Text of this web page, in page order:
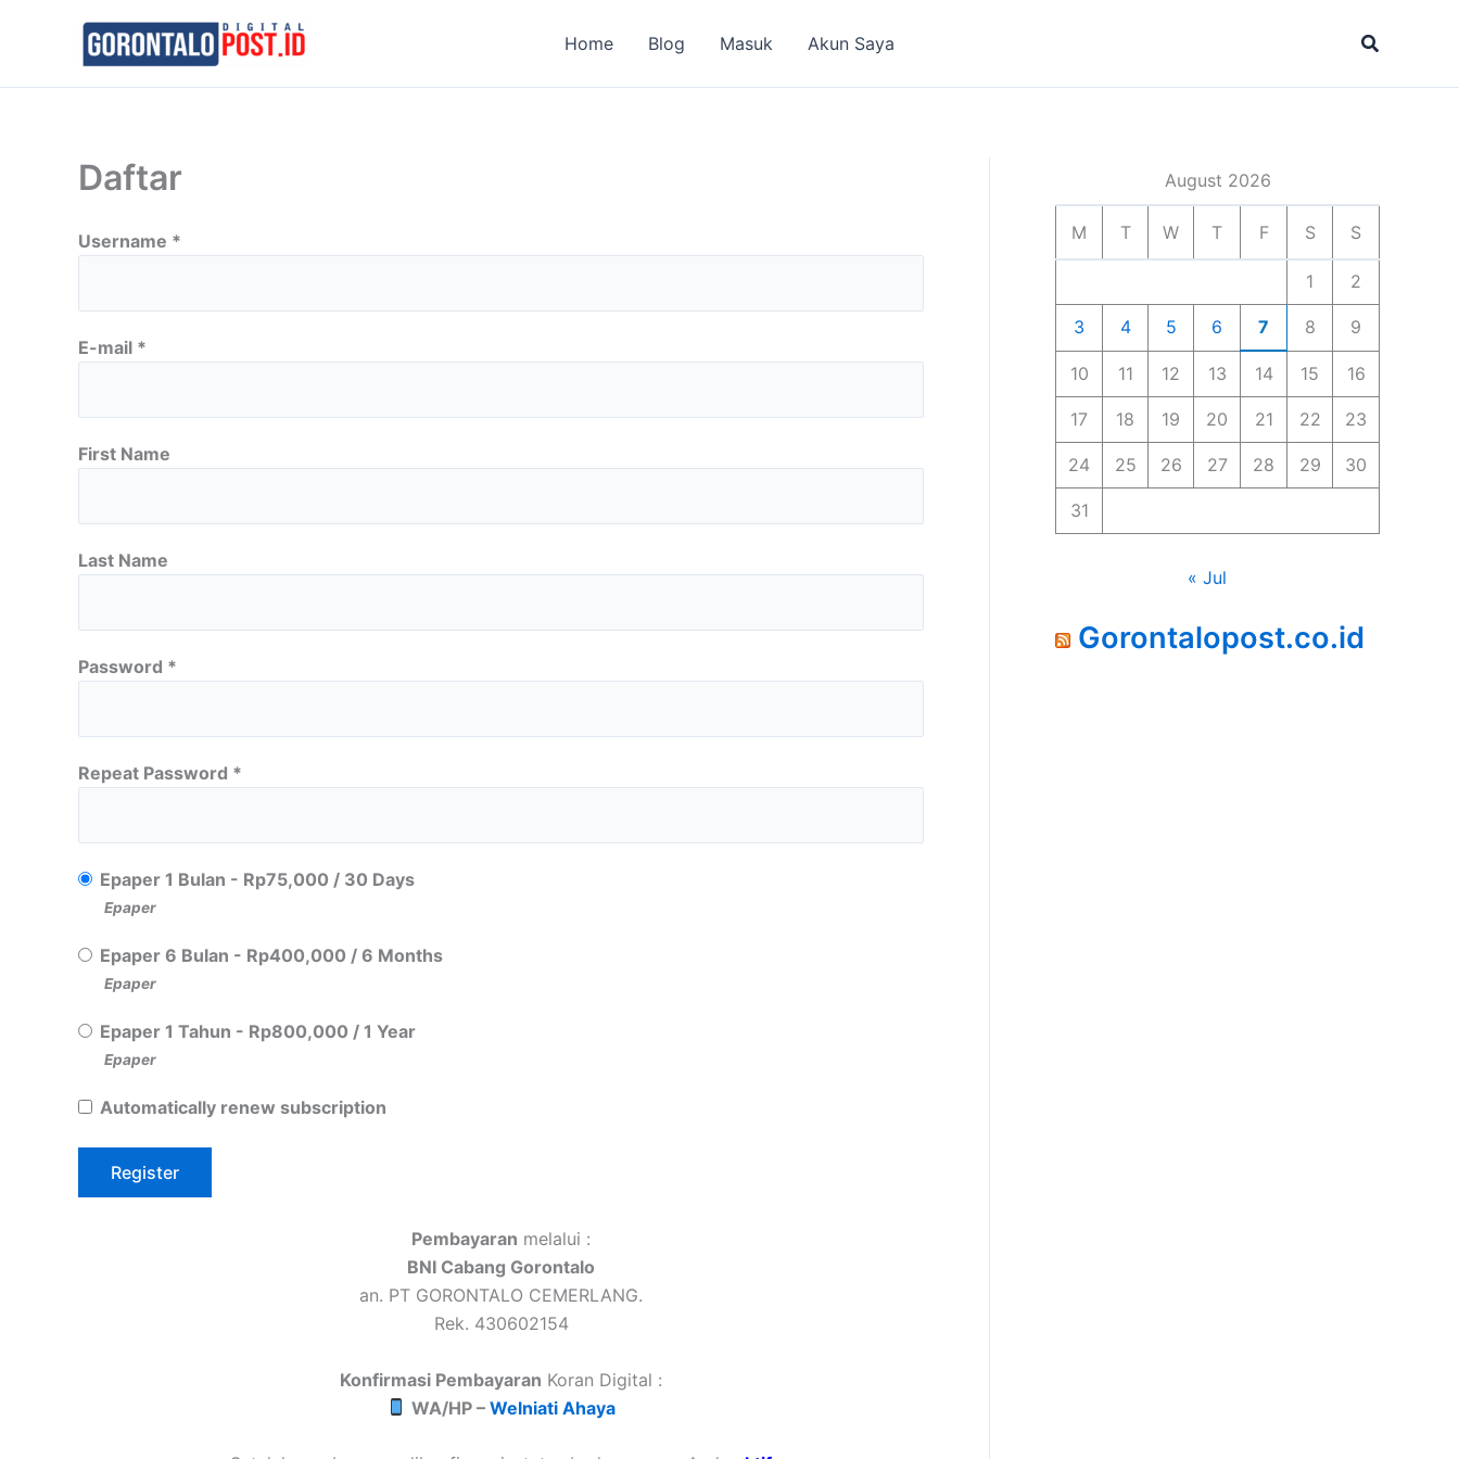
Home Blog Masuk Akun Saya Search
Daftar
Username *
E-mail *
First Name
Last Name
Password *
Repeat Password *
Epaper 1 Bulan - Rp75,000 / 30 Days
Epaper
Epaper 6 Bulan - Rp400,000 / 6 Months
Epaper
Epaper 1 Tahun - Rp800,000 / 1 Year
Epaper
Automatically renew subscription
Pembayaran melalui :
BNI Cabang Gorontalo
an. PT GORONTALO CEMERLANG.
Rek. 430602154
Konfirmasi Pembayaran Koran Digital :
WA/HP – Welniati Ahaya
August 2026
M T W T F S S
1 2
3 4 5 6 7 8 9
10 11 12 13 14 15 16
17 18 19 20 21 22 23
24 25 26 27 28 29 30
31
« Jul
Gorontalopost.co.id